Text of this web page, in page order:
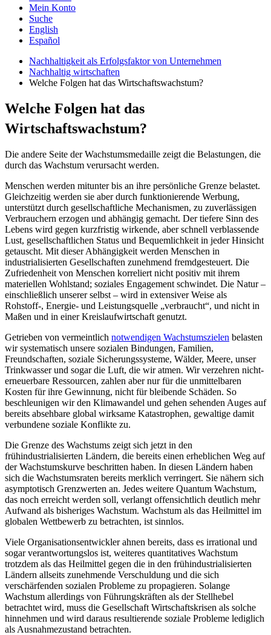
Mein Konto
Suche
English
Español
Nachhaltigkeit als Erfolgsfaktor von Unternehmen
Nachhaltig wirtschaften
Welche Folgen hat das Wirtschaftswachstum?
Welche Folgen hat das
Wirtschaftswachstum?
Die andere Seite der Wachstumsmedaille zeigt die Belastungen, die
durch das Wachstum verursacht werden.
Menschen werden mitunter bis an ihre persönliche Grenze belastet.
Gleichzeitig werden sie aber durch funktionierende Werbung,
unterstützt durch gesellschaftliche Mechanismen, zu zuverlässigen
Verbrauchern erzogen und abhängig gemacht. Der tiefere Sinn des
Lebens wird gegen kurzfristig wirkende, aber schnell verblassende
Lust, gesellschaftlichen Status und Bequemlichkeit in jeder Hinsicht
getauscht. Mit dieser Abhängigkeit werden Menschen in
industrialisierten Gesellschaften zunehmend fremdgesteuert. Die
Zufriedenheit von Menschen korreliert nicht positiv mit ihrem
materiellen Wohlstand; soziales Engagement schwindet. Die Natur –
einschließlich unserer selbst – wird in extensiver Weise als
Rohstoff-, Energie- und Leistungsquelle „verbraucht“, und nicht in
Maßen und in einer Kreislaufwirtschaft genutzt.
Getrieben von vermeintlich notwendigen Wachstumszielen belasten
wir systematisch unsere sozialen Bindungen, Familien,
Freundschaften, soziale Sicherungssysteme, Wälder, Meere, unser
Trinkwasser und sogar die Luft, die wir atmen. Wir verzehren nicht-
erneuerbare Ressourcen, zahlen aber nur für die unmittelbaren
Kosten für ihre Gewinnung, nicht für bleibende Schäden. So
beschleunigen wir den Klimawandel und gehen sehenden Auges auf
bereits absehbare global wirksame Katastrophen, gewaltige damit
verbundene soziale Konflikte zu.
Die Grenze des Wachstums zeigt sich jetzt in den
frühindustrialisierten Ländern, die bereits einen erheblichen Weg auf
der Wachstumskurve beschritten haben. In diesen Ländern haben
sich die Wachstumsraten bereits merklich verringert. Sie nähern sich
asymptotisch Grenzwerten an. Jedes weitere Quantum Wachstum,
das noch erreicht werden soll, verlangt offensichtlich deutlich mehr
Aufwand als bisheriges Wachstum. Wachstum als das Heilmittel im
globalen Wettbewerb zu betrachten, ist sinnlos.
Viele Organisationsentwickler ahnen bereits, dass es irrational und
sogar verantwortungslos ist, weiteres quantitatives Wachstum
trotzdem als das Heilmittel gegen die in den frühindustrialisierten
Ländern allseits zunehmende Verschuldung und die sich
verschärfenden sozialen Probleme zu propagieren. Solange
Wachstum allerdings von Führungskräften als der Stellhebel
betrachtet wird, muss die Gesellschaft Wirtschaftskrisen als solche
hinnehmen und wird daraus resultierende soziale Probleme lediglich
als Ausnahmezustand betrachten.